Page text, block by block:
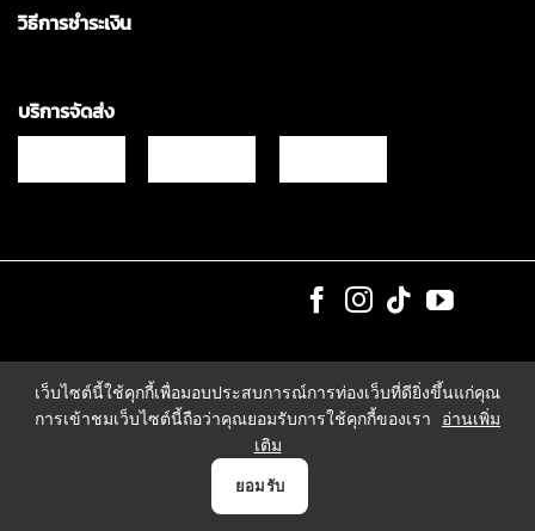
วิธีการชำระเงิน
บริการจัดส่ง
เว็บไซต์นี้ใช้คุกกี้เพื่อมอบประสบการณ์การท่องเว็บที่ดียิ่งขึ้นแก่คุณ
การเข้าชมเว็บไซต์นี้ถือว่าคุณยอมรับการใช้คุกกี้ของเรา
อ่านเพิ่ม
เติม
ยอมรับ